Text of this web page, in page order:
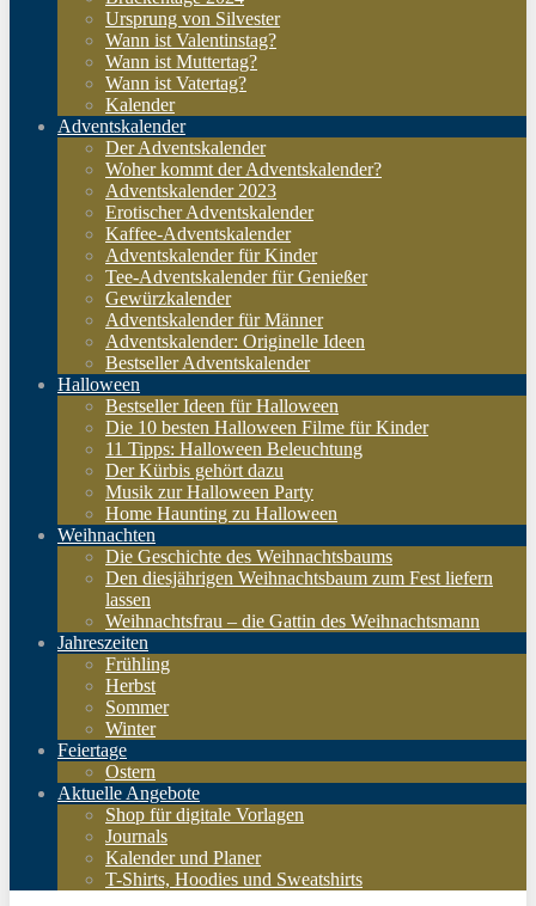
Ursprung von Silvester
Wann ist Valentinstag?
Wann ist Muttertag?
Wann ist Vatertag?
Kalender
Adventskalender
Der Adventskalender
Woher kommt der Adventskalender?
Adventskalender 2023
Erotischer Adventskalender
Kaffee-Adventskalender
Adventskalender für Kinder
Tee-Adventskalender für Genießer
Gewürzkalender
Adventskalender für Männer
Adventskalender: Originelle Ideen
Bestseller Adventskalender
Halloween
Bestseller Ideen für Halloween
Die 10 besten Halloween Filme für Kinder
11 Tipps: Halloween Beleuchtung
Der Kürbis gehört dazu
Musik zur Halloween Party
Home Haunting zu Halloween
Weihnachten
Die Geschichte des Weihnachtsbaums
Den diesjährigen Weihnachtsbaum zum Fest liefern
lassen
Weihnachtsfrau – die Gattin des Weihnachtsmann
Jahreszeiten
Frühling
Herbst
Sommer
Winter
Feiertage
Ostern
Aktuelle Angebote
Shop für digitale Vorlagen
Journals
Kalender und Planer
T-Shirts, Hoodies und Sweatshirts